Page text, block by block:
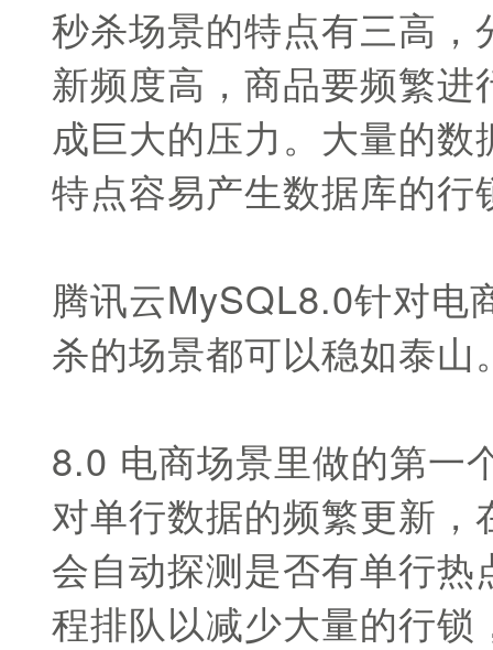
秒杀场景的特点有三高
新频度高，商品要频繁
成巨大的压力。大量的
特点容易产生数据库的
腾讯云MySQL8.0针对电
杀的场景都可以稳如泰山
8.0 电商场景里做的第一
对单行数据的频繁更新
会自动探测是否有单行
程排队以减少大量的行